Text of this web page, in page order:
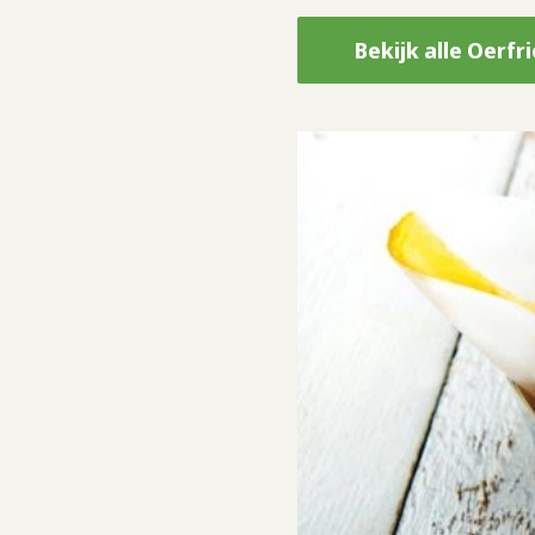
Bekijk alle